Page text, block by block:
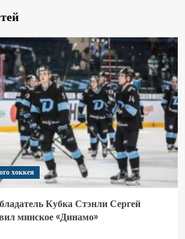
хоккея
Кубка Стэнли Сергей
минское «Динамо»